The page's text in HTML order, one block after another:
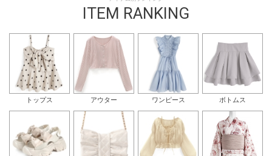
ITEM RANKING
トップス アウター ワンピース ボトムス